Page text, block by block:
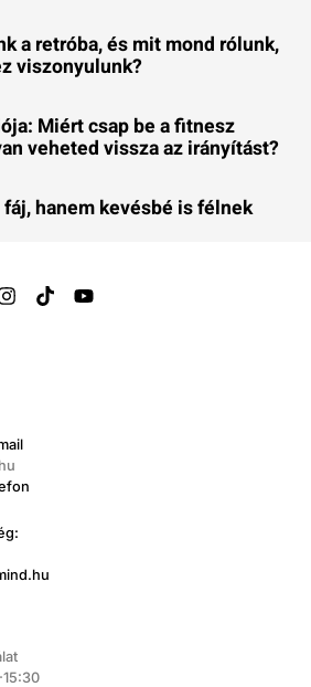
a retróba, és mit mond rólunk,
viszonyulunk?
Miért csap be a fitnesz
veheted vissza az irányítást?
hanem kevésbé is félnek